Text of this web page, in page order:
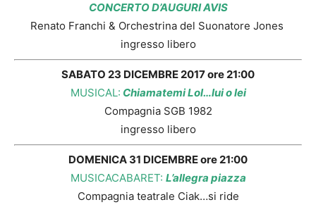
CONCERTO D’AUGURI AVIS
Renato Franchi & Orchestrina del Suonatore Jones
ingresso libero
SABATO 23 DICEMBRE 2017 ore 21:00
MUSICAL: Chiamatemi Lol…lui o lei
Compagnia SGB 1982
ingresso libero
DOMENICA 31 DICEMBRE ore 21:00
MUSICACABARET: L’allegra piazza
Compagnia teatrale Ciak…si ride